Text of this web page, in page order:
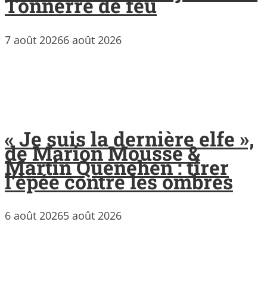
Tonnerre de feu
7 août 20266 août 2026
« Je suis la dernière elfe »,
de Marion Mousse &
Martin Quenehen : tirer
l’épée contre les ombres
6 août 20265 août 2026